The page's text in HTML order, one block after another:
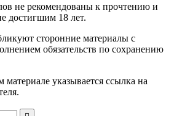
не рекомендованы к прочтению и
достигшим 18 лет.
сторонние материалы с
обязательств по сохранению
указывается ссылка на